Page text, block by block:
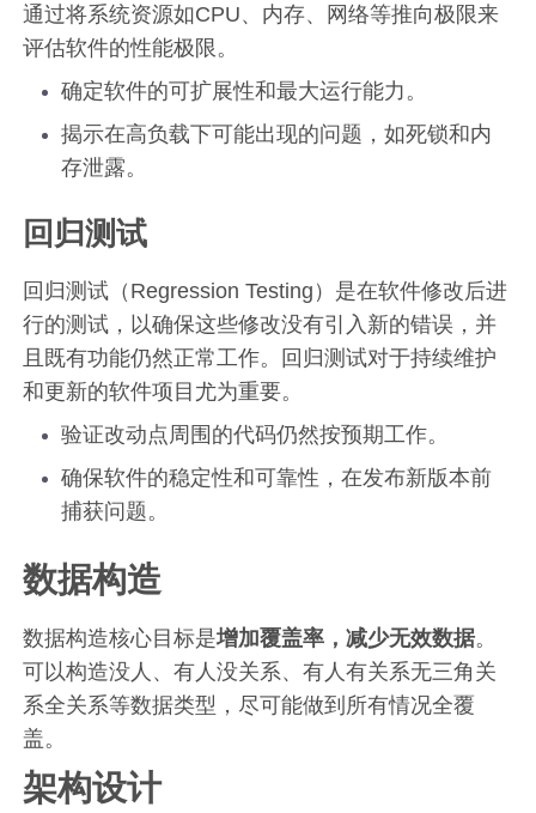
通过将系统资源如CPU、内存、网络等推向极限来
评估软件的性能极限。
确定软件的可扩展性和最大运行能力。
揭示在高负载下可能出现的问题，如死锁和内
存泄露。
回归测试
回归测试（Regression Testing）是在软件修改后进
行的测试，以确保这些修改没有引入新的错误，并
且既有功能仍然正常工作。回归测试对于持续维护
和更新的软件项目尤为重要。
验证改动点周围的代码仍然按预期工作。
确保软件的稳定性和可靠性，在发布新版本前
捕获问题。
数据构造
数据构造核心目标是增加覆盖率，减少无效数据。
可以构造没人、有人没关系、有人有关系无三角关
系全关系等数据类型，尽可能做到所有情况全覆
盖。
架构设计